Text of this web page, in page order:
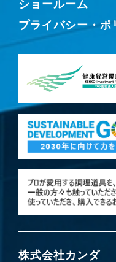
ショールーム
プライバシー・ポ
株式会社カンダ